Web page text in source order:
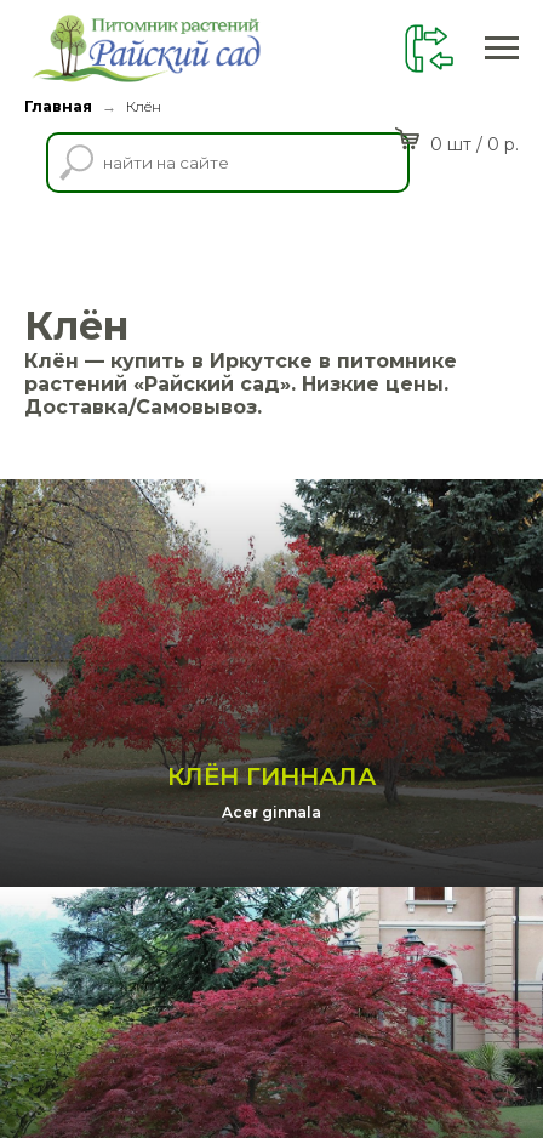
Главная → Клён
0 шт / 0 р.
Клён
Клён — купить в Иркутске в питомнике
растений «Райский сад». Низкие цены.
Доставка/Самовывоз.
КЛЁН ГИННАЛА
Acer ginnala